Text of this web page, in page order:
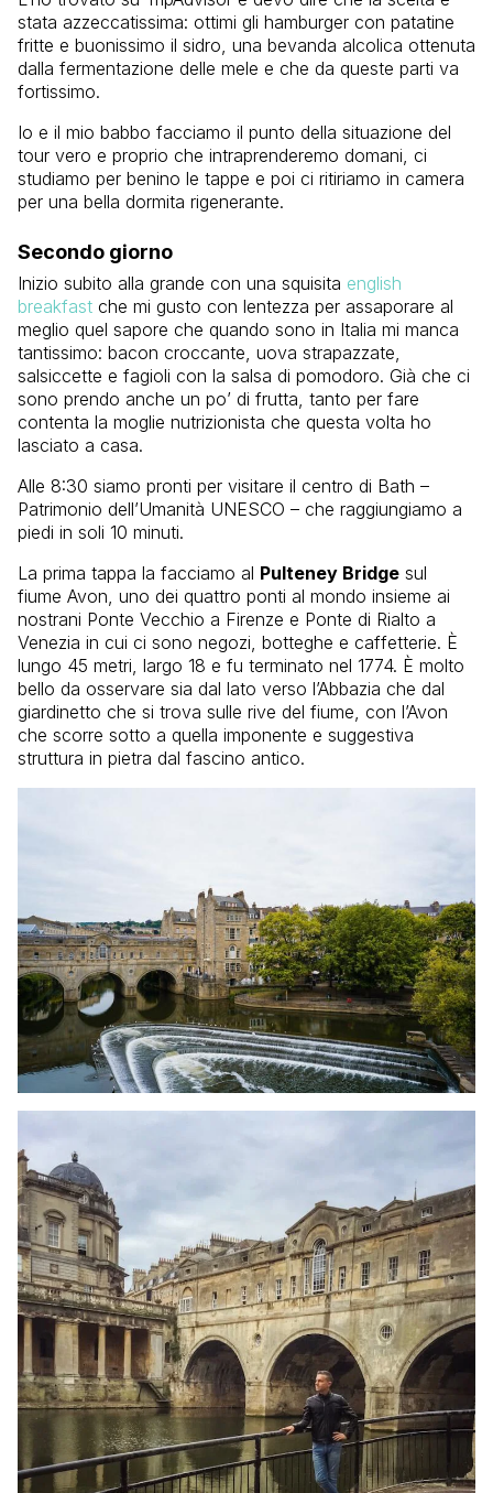
stata azzeccatissima: ottimi gli hamburger con patatine
fritte e buonissimo il sidro, una bevanda alcolica ottenuta
dalla fermentazione delle mele e che da queste parti va
fortissimo.
Io e il mio babbo facciamo il punto della situazione del
tour vero e proprio che intraprenderemo domani, ci
studiamo per benino le tappe e poi ci ritiriamo in camera
per una bella dormita rigenerante.
Secondo giorno
Inizio subito alla grande con una squisita english
breakfast che mi gusto con lentezza per assaporare al
meglio quel sapore che quando sono in Italia mi manca
tantissimo: bacon croccante, uova strapazzate,
salsiccette e fagioli con la salsa di pomodoro. Già che ci
sono prendo anche un po’ di frutta, tanto per fare
contenta la moglie nutrizionista che questa volta ho
lasciato a casa.
Alle 8:30 siamo pronti per visitare il centro di Bath –
Patrimonio dell’Umanità UNESCO – che raggiungiamo a
piedi in soli 10 minuti.
La prima tappa la facciamo al Pulteney Bridge sul
fiume Avon, uno dei quattro ponti al mondo insieme ai
nostrani Ponte Vecchio a Firenze e Ponte di Rialto a
Venezia in cui ci sono negozi, botteghe e caffetterie. È
lungo 45 metri, largo 18 e fu terminato nel 1774. È molto
bello da osservare sia dal lato verso l’Abbazia che dal
giardinetto che si trova sulle rive del fiume, con l’Avon
che scorre sotto a quella imponente e suggestiva
struttura in pietra dal fascino antico.